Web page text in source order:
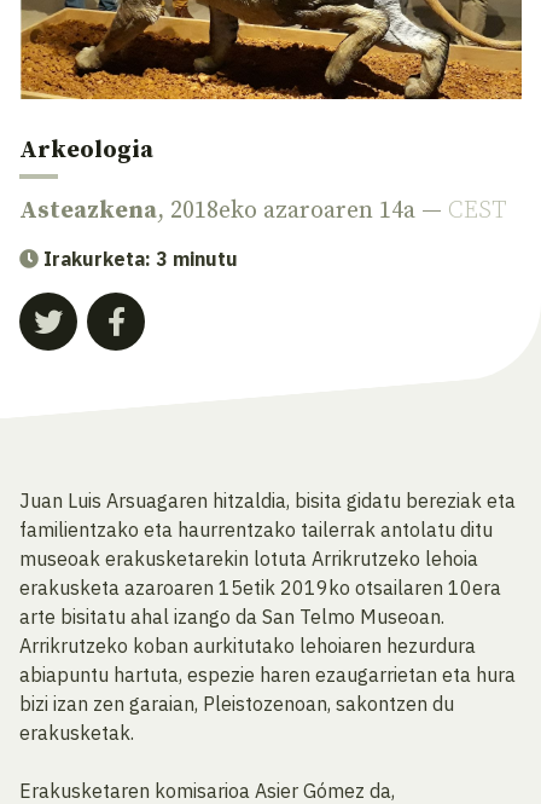
Arkeologia
Asteazkena, 2018eko azaroaren 14a — CEST
Irakurketa: 3 minutu
Juan Luis Arsuagaren hitzaldia, bisita gidatu bereziak eta
familientzako eta haurrentzako tailerrak antolatu ditu
museoak erakusketarekin lotuta Arrikrutzeko lehoia
erakusketa azaroaren 15etik 2019ko otsailaren 10era
arte bisitatu ahal izango da San Telmo Museoan.
Arrikrutzeko koban aurkitutako lehoiaren hezurdura
abiapuntu hartuta, espezie haren ezaugarrietan eta hura
bizi izan zen garaian, Pleistozenoan, sakontzen du
erakusketak.
Erakusketaren komisarioa Asier Gómez da,